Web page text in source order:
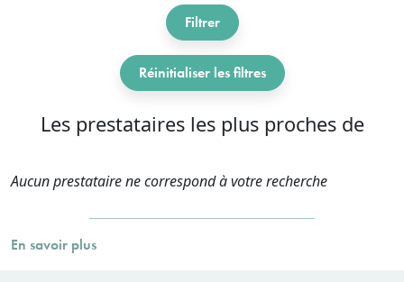
Filtrer
Réinitialiser les filtres
Les prestataires les plus proches de
Aucun prestataire ne correspond à votre recherche
En savoir plus